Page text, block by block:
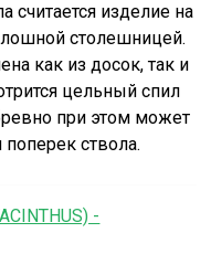
изделие на
столешницей.
как из досок, так и
цельный спил
при этом может
ствола.
-